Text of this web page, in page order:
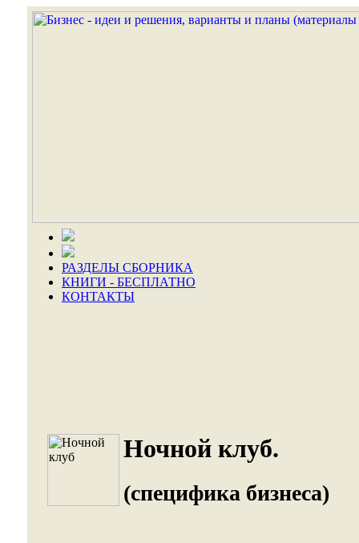
РАЗДЕЛЫ СБОРНИКА
КНИГИ - БЕСПЛАТНО
КОНТАКТЫ
Ночной клуб.
(специфика бизнеса)